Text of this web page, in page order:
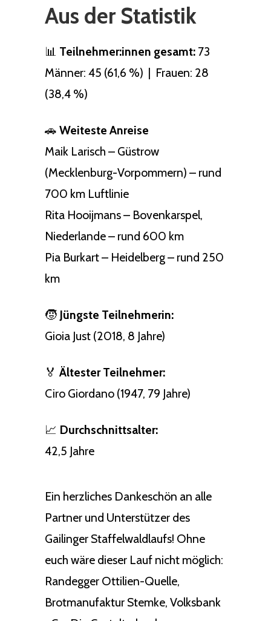
Aus der Statistik
📊 Teilnehmer:innen gesamt: 73
Männer: 45 (61,6 %) | Frauen: 28
(38,4 %)
🚗 Weiteste Anreise
Maik Larisch – Güstrow
(Mecklenburg-Vorpommern) – rund
700 km Luftlinie
Rita Hooijmans – Bovenkarspel,
Niederlande – rund 600 km
Pia Burkart – Heidelberg – rund 250
km
🧒 Jüngste Teilnehmerin:
Gioia Just (2018, 8 Jahre)
🏅 Ältester Teilnehmer:
Ciro Giordano (1947, 79 Jahre)
📈 Durchschnittsalter:
42,5 Jahre
Ein herzliches Dankeschön an alle
Partner und Unterstützer des
Gailinger Staffelwaldlaufs! Ohne
euch wäre dieser Lauf nicht möglich:
Randegger Ottilien-Quelle,
Brotmanufaktur Stemke, Volksbank